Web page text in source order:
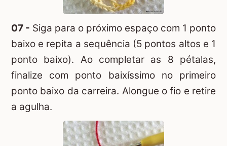
07 - Siga para o próximo espaço com 1 ponto
baixo e repita a sequência (5 pontos altos e 1
ponto baixo). Ao completar as 8 pétalas,
finalize com ponto baixíssimo no primeiro
ponto baixo da carreira. Alongue o fio e retire
a agulha.